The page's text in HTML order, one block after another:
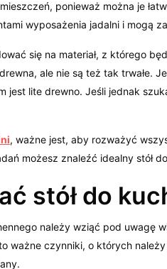
ponieważ można je
wyposażenia jadalni i mogą
się na materiał, z którego
ale nie są też tak trwałe.
jest lite drewno. Jeśli jednak
, ważne jest, aby rozważyć
możesz znaleźć idealny stół
stół do
należy wziąć pod uwagę
ważne czynniki, o których